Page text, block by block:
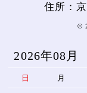
住所：
©
2026年08月
日 月